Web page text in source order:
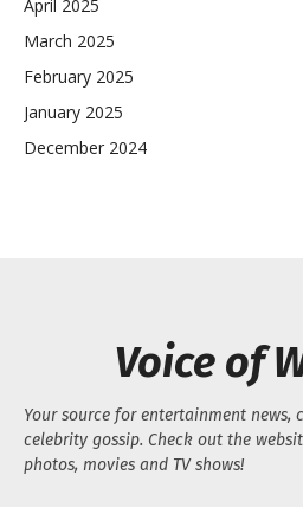
April 2025
March 2025
February 2025
January 2025
December 2024
Voice of
Your source for entertainment news,
celebrity gossip. Check out the
photos, movies and TV shows!